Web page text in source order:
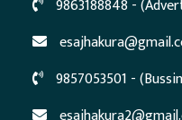
9863188848 -
9857053501 -